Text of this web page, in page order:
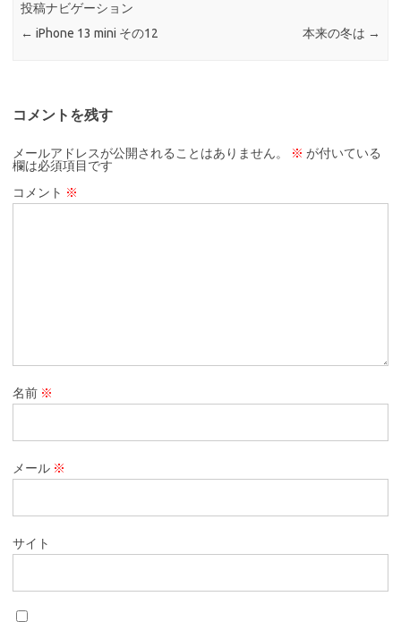
投稿ナビゲーション
← iPhone 13 mini その12 本来の冬は →
コメントを残す
メールアドレスが公開されることはありません。 ※ が付いている
欄は必須項目です
コメント ※
名前 ※
メール ※
サイト